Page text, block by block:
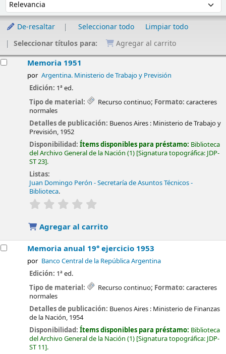
De-resaltar Seleccionar todo
Limpiar todo
Seleccionar títulos para:
Agregar al carrito
Memoria 1951
por Argentina. Ministerio de Trabajo y Previsión
Edición: 1ª ed.
Tipo de material:
Recurso continuo; Formato: caracteres
normales
Detalles de publicación: Buenos Aires : Ministerio de Trabajo y
Previsión, 1952
Disponibilidad:Ítems disponibles para préstamo: Biblioteca
del Archivo General de la Nación (1) Signatura topográfica: JDP-
ST 23 .
Listas:
Juan Domingo Perón - Secretaría de Asuntos Técnicos -
Biblioteca.
valoración
Agregar al carrito
Memoria anual 19° ejercicio 1953
por Banco Central de la República Argentina
Edición: 1ª ed.
Tipo de material:
Recurso continuo; Formato: caracteres
normales
Detalles de publicación: Buenos Aires : Ministerio de Finanzas
de la Nación, 1954
Disponibilidad:Ítems disponibles para préstamo: Biblioteca
del Archivo General de la Nación (1) Signatura topográfica: JDP-
ST 11 .